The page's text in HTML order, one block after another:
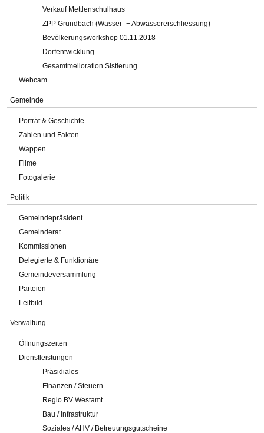
Verkauf Mettlenschulhaus
ZPP Grundbach (Wasser- + Abwassererschliessung)
Bevölkerungsworkshop 01.11.2018
Dorfentwicklung
Gesamtmelioration Sistierung
Webcam
Gemeinde
Porträt & Geschichte
Zahlen und Fakten
Wappen
Filme
Fotogalerie
Politik
Gemeindepräsident
Gemeinderat
Kommissionen
Delegierte & Funktionäre
Gemeindeversammlung
Parteien
Leitbild
Verwaltung
Öffnungszeiten
Dienstleistungen
Präsidiales
Finanzen / Steuern
Regio BV Westamt
Bau / Infrastruktur
Soziales / AHV / Betreuungsgutscheine